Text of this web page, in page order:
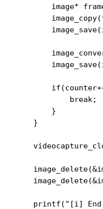
image*
            break;
        }
    }
printf("[i]